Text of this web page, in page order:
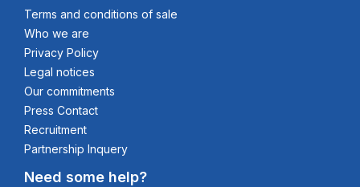
Terms and conditions of sale
Who we are
Privacy Policy
Legal notices
Our commitments
Press Contact
Recruitment
Partnership Inquery
Need some help?